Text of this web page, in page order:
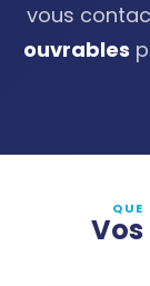
vous
ouvrables